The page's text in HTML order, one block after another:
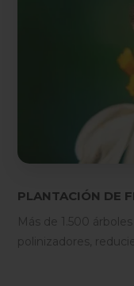
PLANTACIÓN DE
Más de 1.500
polinizadores,